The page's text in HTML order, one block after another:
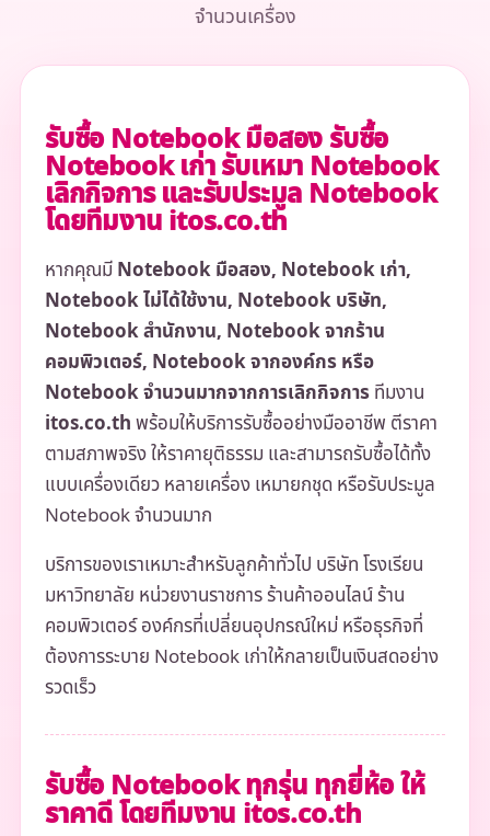
จำนวนเครื่อง
รับซื้อ Notebook มือสอง รับซื้อ
Notebook เก่า รับเหมา Notebook
เลิกกิจการ และรับประมูล Notebook
โดยทีมงาน itos.co.th
หากคุณมีNotebook มือสอง, Notebook เก่า,
Notebook ไม่ได้ใช้งาน, Notebook บริษัท,
Notebook สำนักงาน, Notebook จากร้าน
คอมพิวเตอร์, Notebook จากองค์กร หรือ
Notebook จำนวนมากจากการเลิกกิจการทีมงาน
itos.co.thพร้อมให้บริการรับซื้ออย่างมืออาชีพ ตีราคา
ตามสภาพจริง ให้ราคายุติธรรม และสามารถรับซื้อได้ทั้ง
แบบเครื่องเดียว หลายเครื่อง เหมายกชุด หรือรับประมูล
Notebook จำนวนมาก
บริการของเราเหมาะสำหรับลูกค้าทั่วไป บริษัท โรงเรียน
มหาวิทยาลัย หน่วยงานราชการ ร้านค้าออนไลน์ ร้าน
คอมพิวเตอร์ องค์กรที่เปลี่ยนอุปกรณ์ใหม่ หรือธุรกิจที่
ต้องการระบาย Notebook เก่าให้กลายเป็นเงินสดอย่าง
รวดเร็ว
รับซื้อ Notebook ทุกรุ่น ทุกยี่ห้อ ให้
ราคาดี โดยทีมงาน itos.co.th